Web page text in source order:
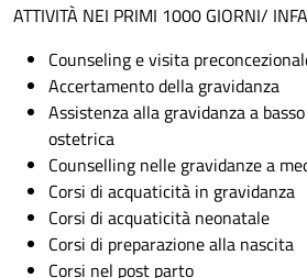
ATTIVITÀ NEI PRIMI 1000 GIORNI/
Counseling e visita
Accertamento della gravidanza
Assistenza alla gravidanza a
ostetrica
Counselling nelle gravidanze a
Corsi di acquaticità in gravidanza
Corsi di acquaticità neonatale
Corsi di preparazione alla nascita
Corsi nel post parto